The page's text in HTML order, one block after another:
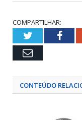
COMPARTILHAR:
Twitter
Email
CONTEÚDO